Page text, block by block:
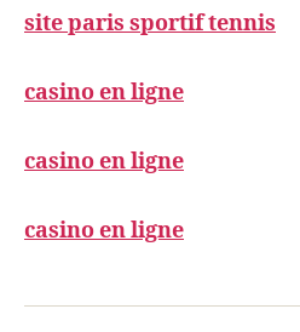
site paris sportif tennis
casino en ligne
casino en ligne
casino en ligne